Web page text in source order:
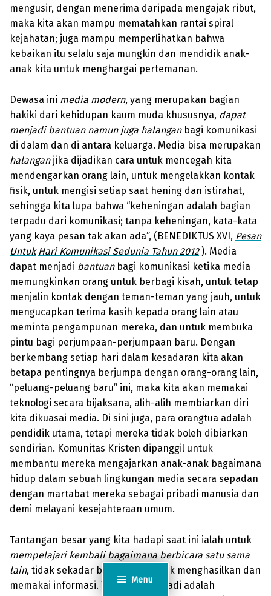
Menu
mengusir, dengan menerima daripada mengajak ribut,
maka kita akan mampu mematahkan rantai spiral
kejahatan; juga mampu memperlihatkan bahwa
kebaikan itu selalu saja mungkin dan mendidik anak-
anak kita untuk menghargai pertemanan.
Dewasa ini media modern, yang merupakan bagian
hakiki dari kehidupan kaum muda khususnya, dapat
menjadi bantuan namun juga halanganbagi komunikasi
di dalam dan di antara keluarga. Media bisa merupakan
halanganjika dijadikan cara untuk mencegah kita
mendengarkan orang lain, untuk mengelakkan kontak
fisik, untuk mengisi setiap saat hening dan istirahat,
sehingga kita lupa bahwa “keheningan adalah bagian
terpadu dari komunikasi; tanpa keheningan, kata-kata
yang kaya pesan tak akan ada”, (BENEDIKTUS XVI, Pesan
Untuk Hari Komunikasi Sedunia Tahun 2012). Media
dapat menjadi bantuanbagi komunikasi ketika media
memungkinkan orang untuk berbagi kisah, untuk tetap
menjalin kontak dengan teman-teman yang jauh, untuk
mengucapkan terima kasih kepada orang lain atau
meminta pengampunan mereka, dan untuk membuka
pintu bagi perjumpaan-perjumpaan baru. Dengan
berkembang setiap hari dalam kesadaran kita akan
betapa pentingnya berjumpa dengan orang-orang lain,
“peluang-peluang baru” ini, maka kita akan memakai
teknologi secara bijaksana, alih-alih membiarkan diri
kita dikuasai media. Di sini juga, para orangtua adalah
pendidik utama, tetapi mereka tidak boleh dibiarkan
sendirian. Komunitas Kristen dipanggil untuk
membantu mereka mengajarkan anak-anak bagaimana
hidup dalam sebuah lingkungan media secara sepadan
dengan martabat mereka sebagai pribadi manusia dan
demi melayani kesejahteraan umum.
Tantangan besar yang kita hadapi saat ini ialah untuk
mempelajari kembali bagaimana berbicara satu sama
lain, tidak sekadar bagaimana untuk menghasilkan dan
memakai informasi. Yang terakhir tadi adalah